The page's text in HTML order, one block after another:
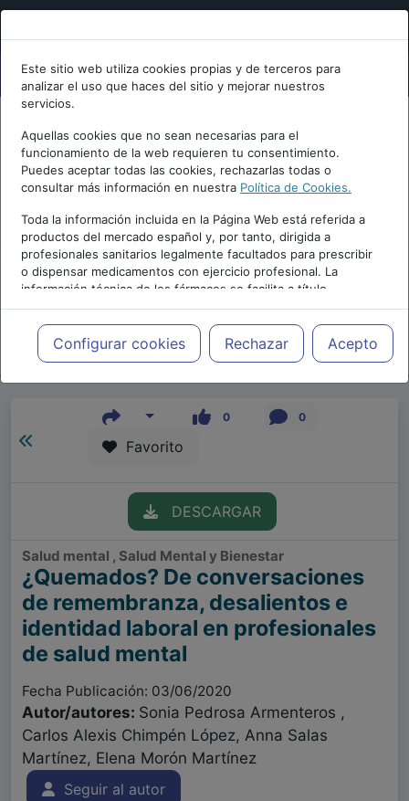
Este sitio web utiliza cookies propias y de terceros para
analizar el uso que haces del sitio y mejorar nuestros
servicios.
Aquellas cookies que no sean necesarias para el
funcionamiento de la web requieren tu consentimiento.
Puedes aceptar todas las cookies, rechazarlas todas o
consultar más información en nuestra Política de Cookies.
Toda la información incluida en la Página Web está referida a
productos del mercado español y, por tanto, dirigida a
profesionales sanitarios legalmente facultados para prescribir
o dispensar medicamentos con ejercicio profesional. La
información técnica de los fármacos se facilita a título
meramente informativo, siendo responsabilidad de los
profesionales facultados prescribir medicamentos y decidir, en
cada caso concreto, el tratamiento más adecuado a las
necesidades del paciente.
Configurar cookies Rechazar Acepto
Repositorio de Artículos |Psicologia.com|
24 Edición | 2020
0 0
Favorito
DESCARGAR
Salud mental , Salud Mental y Bienestar
¿Quemados? De conversaciones
de remembranza, desalientos e
identidad laboral en profesionales
de salud mental
Fecha Publicación: 03/06/2020
Autor/autores: Sonia Pedrosa Armenteros ,
Carlos Alexis Chimpén López, Anna Salas
Martínez, Elena Morón Martínez
Seguir al autor